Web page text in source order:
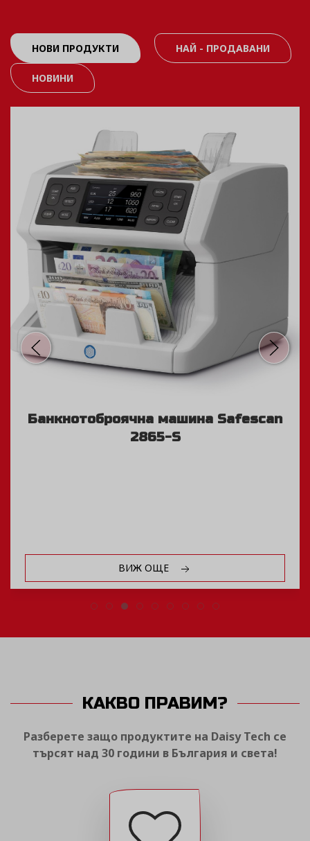
НОВИ ПРОДУКТИ НАЙ - ПРОДАВАНИ
НОВИНИ
Банкнотоброячна машина Safescan
2865-S
ВИЖ ОЩЕ
КАКВО ПРАВИМ?
Разберете защо продуктите на Daisy Tech се
търсят над 30 години в България и света!